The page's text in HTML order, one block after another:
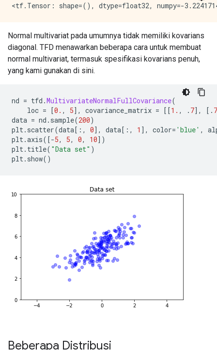
Normal multivariat pada umumnya tidak memiliki kovarians
diagonal. TFD menawarkan beberapa cara untuk membuat
normal multivariat, termasuk spesifikasi kovarians penuh,
yang kami gunakan di sini.
nd = tfd .MultivariateNormalFullCovariance(
loc = [0. , 5], covariance_matrix = [[1. , . 7], [. 7
data = nd . sample(200)
plt. scatter(data[:, 0], data[:, 1 ], color= 'blue' ,
plt.axis([-5, 5, 0, 10])
plt. title( "Data set" )
plt. show()
Beberapa Distribusi